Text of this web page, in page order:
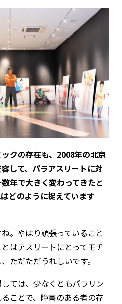
クの存在も、2008年の北京
して、パラアスリートに対
年で大きく変わってきたと
どのように捉えています
。やはり頑張っていること
はアスリートにとってモチ
ただただうれしいです。
ては、少なくともパラリン
ことで、障害のある者の存